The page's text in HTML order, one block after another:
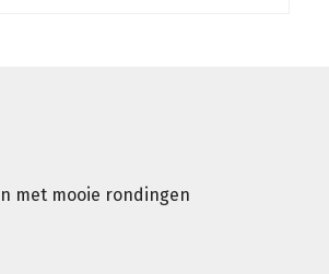
met mooie rondingen